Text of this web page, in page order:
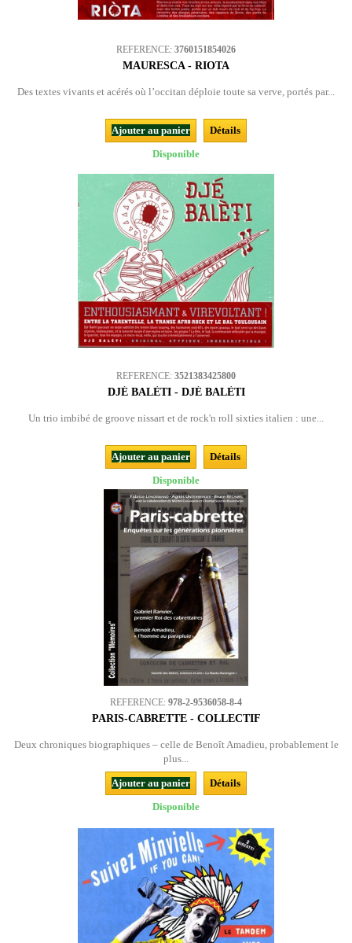
REFERENCE: 3760151854026
MAURESCA - RIOTA
Des textes vivants et acérés où l’occitan déploie toute sa verve, portés par...
Ajouter au panier
Détails
Disponible
REFERENCE: 3521383425800
DJÉ BALÈTI - DJÉ BALÈTI
Un trio imbibé de groove nissart et de rock'n roll sixties italien : une...
Ajouter au panier
Détails
Disponible
REFERENCE: 978-2-9536058-8-4
PARIS-CABRETTE - COLLECTIF
Deux chroniques biographiques – celle de Benoît Amadieu, probablement le
plus...
Ajouter au panier
Détails
Disponible